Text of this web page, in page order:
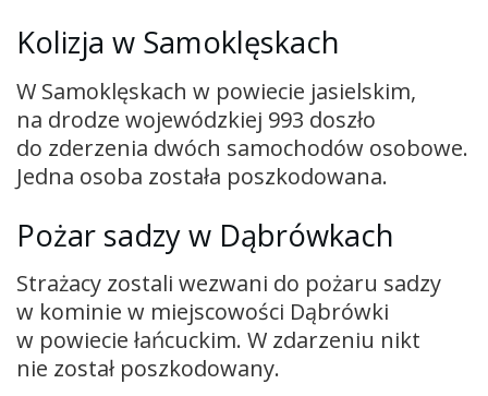
Kolizja w Samoklęskach
W Samoklęskach w powiecie jasielskim,
na drodze wojewódzkiej 993 doszło
do zderzenia dwóch samochodów osobowe.
Jedna osoba została poszkodowana.
Pożar sadzy w Dąbrówkach
Strażacy zostali wezwani do pożaru sadzy
w kominie w miejscowości Dąbrówki
w powiecie łańcuckim. W zdarzeniu nikt
nie został poszkodowany.